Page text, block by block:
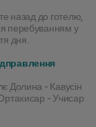
назад до готелю,
перебуванням у
дня.
Долина - Кавусін
- Учисар